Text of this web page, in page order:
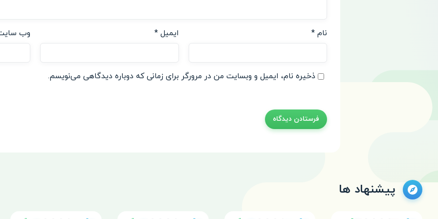
نام * ایمیل* وب‌
ذخیره نام، ایمیل و وبسایت من در مرورگر برای زمانی که دوباره دیدگاهی می‌نویسم.
پیشنهاد ها